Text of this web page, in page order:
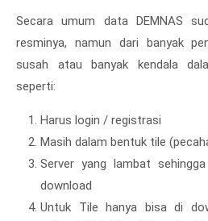
Secara umum data DEMNAS
resminya, namun dari banyak
susah atau banyak kendala
seperti:
Harus login / registrasi
Masih dalam bentuk tile
Server yang lambat
download
Untuk Tile hanya bisa di